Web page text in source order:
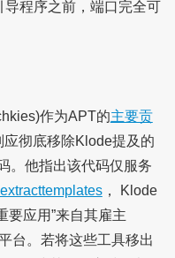
程序之前，端口完全可
作为APT的主要贡
彻底移除Klode提及的
。他指出该代码仅服务
， Klode
要应用”来自其雇主
台。若将这些工具移出